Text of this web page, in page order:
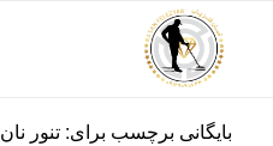
بایگانی برچسب برای: تنور نان